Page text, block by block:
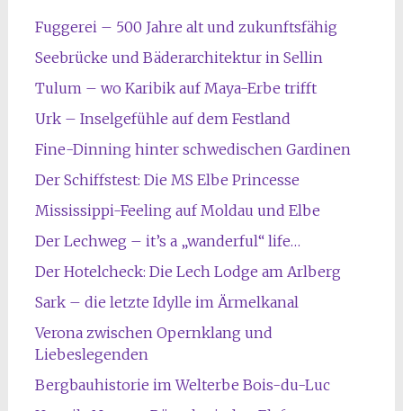
Fuggerei – 500 Jahre alt und zukunftsfähig
Seebrücke und Bäderarchitektur in Sellin
Tulum – wo Karibik auf Maya-Erbe trifft
Urk – Inselgefühle auf dem Festland
Fine-Dinning hinter schwedischen Gardinen
Der Schiffstest: Die MS Elbe Princesse
Mississippi-Feeling auf Moldau und Elbe
Der Lechweg – it’s a „wanderful“ life…
Der Hotelcheck: Die Lech Lodge am Arlberg
Sark – die letzte Idylle im Ärmelkanal
Verona zwischen Opernklang und
Liebeslegenden
Bergbauhistorie im Welterbe Bois-du-Luc